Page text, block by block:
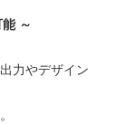
～
力やデザイン